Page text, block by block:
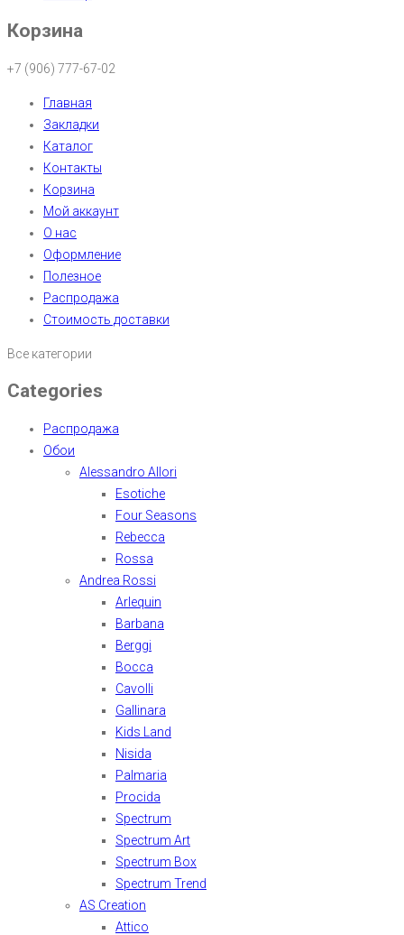
Корзина
+7 (906) 777-67-02
Главная
Закладки
Каталог
Контакты
Корзина
Мой аккаунт
О нас
Оформление
Полезное
Распродажа
Стоимость доставки
Все категории
Categories
Распродажа
Обои
Alessandro Allori
Esotiche
Four Seasons
Rebecca
Rossa
Andrea Rossi
Arlequin
Barbana
Berggi
Bocca
Cavolli
Gallinara
Kids Land
Nisida
Palmaria
Procida
Spectrum
Spectrum Art
Spectrum Box
Spectrum Trend
AS Creation
Attico